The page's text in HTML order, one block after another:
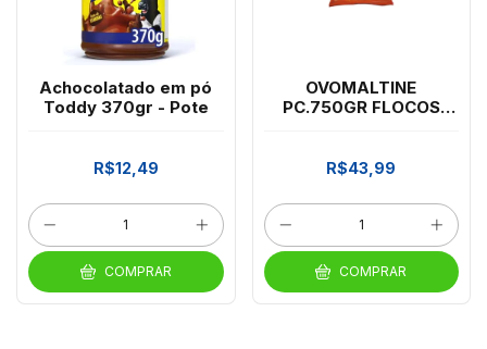
Achocolatado em pó
Toddy 370gr - Pote
R$12,49
COMPRAR
OVOMALTINE
PC.750GR FLOCOS
R$43,99
COMPRAR